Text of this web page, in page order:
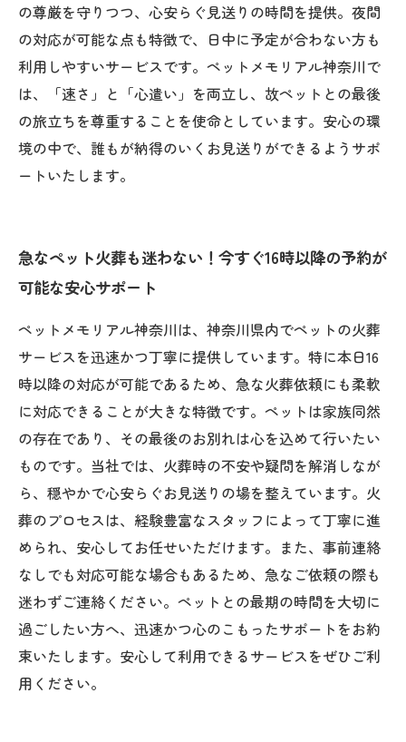
の尊厳を守りつつ、心安らぐ見送りの時間を提供。夜間
の対応が可能な点も特徴で、日中に予定が合わない方も
利用しやすいサービスです。ペットメモリアル神奈川で
は、「速さ」と「心遣い」を両立し、故ペットとの最後
の旅立ちを尊重することを使命としています。安心の環
境の中で、誰もが納得のいくお見送りができるようサポ
ートいたします。
急なペット火葬も迷わない！今すぐ16時以降の予約が
可能な安心サポート
ペットメモリアル神奈川は、神奈川県内でペットの火葬
サービスを迅速かつ丁寧に提供しています。特に本日16
時以降の対応が可能であるため、急な火葬依頼にも柔軟
に対応できることが大きな特徴です。ペットは家族同然
の存在であり、その最後のお別れは心を込めて行いたい
ものです。当社では、火葬時の不安や疑問を解消しなが
ら、穏やかで心安らぐお見送りの場を整えています。火
葬のプロセスは、経験豊富なスタッフによって丁寧に進
められ、安心してお任せいただけます。また、事前連絡
なしでも対応可能な場合もあるため、急なご依頼の際も
迷わずご連絡ください。ペットとの最期の時間を大切に
過ごしたい方へ、迅速かつ心のこもったサポートをお約
束いたします。安心して利用できるサービスをぜひご利
用ください。